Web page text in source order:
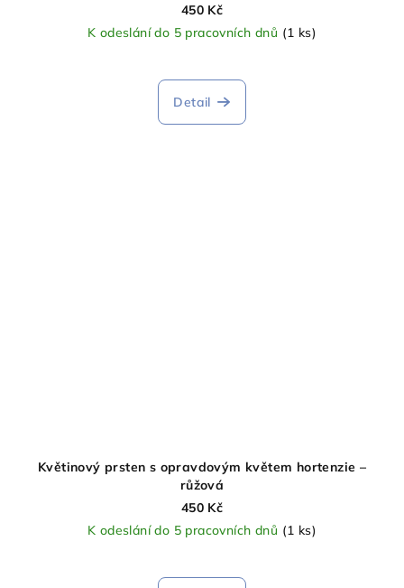
450 Kč
K odeslání do 5 pracovních dnů (1 ks)
Detail
Květinový prsten s opravdovým květem hortenzie –
růžová
450 Kč
K odeslání do 5 pracovních dnů (1 ks)